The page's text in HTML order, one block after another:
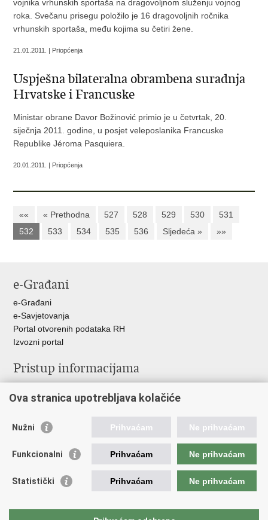
vojnika vrhunskih sportaša na dragovoljnom služenju vojnog
roka. Svečanu prisegu položilo je 16 dragovoljnih ročnika
vrhunskih sportaša, među kojima su četiri žene.
21.01.2011. | Priopćenja
Uspješna bilateralna obrambena suradnja
Hrvatske i Francuske
Ministar obrane Davor Božinović primio je u četvrtak, 20.
siječnja 2011. godine, u posjet veleposlanika Francuske
Republike Jéroma Pasquiera.
20.01.2011. | Priopćenja
«« « Prethodna 527 528 529 530
531
532
533 534 535 536 Sljedeća » »»
e-Građani
e-Građani
e-Savjetovanja
Portal otvorenih podataka RH
Izvozni portal
Pristup informacijama
Izjava o pristupačnosti
Ravnopravnost spolova u MORH-u i OSRH
Važne poveznice
Vlada RH
Hrvatski Sabor
Ova stranica upotrebljava kolačiće
Nužni Prihvaćam Ne prihvaćam
Funkcionalni Prihvaćam Ne prihvaćam
Statistički Prihvaćam Ne prihvaćam